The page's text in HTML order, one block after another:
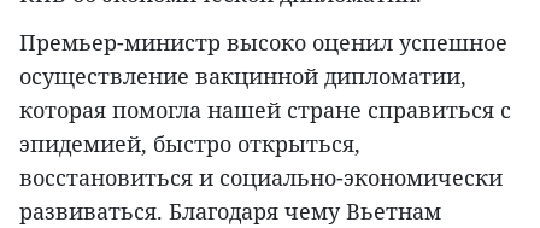
Премьер-министр высоко оценил успешное
осуществление вакцинной дипломатии,
которая помогла нашей стране справиться с
эпидемией, быстро открыться,
восстановиться и социально-экономически
развиваться. Благодаря чему Вьетнам